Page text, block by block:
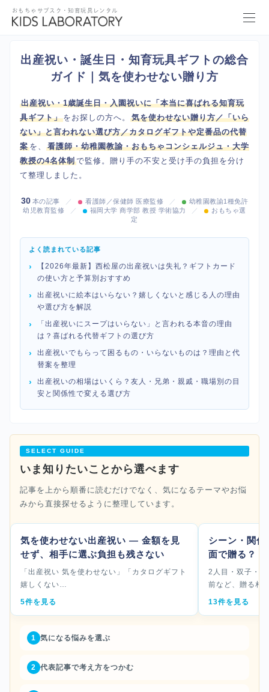
おもちゃサブスク・知育玩具レンタル
出産祝い・誕生日・知育玩具ギフトの総合
ガイド｜気を使わせない贈り方
出産祝い・1歳誕生日・入園祝いに「本当に喜ばれる知育玩
具ギフト」 をお探しの方へ。
気を使わせない贈り方／「いら
ない」と言われない選び方／カタログギフトや定番品の代替
案 を、
看護師・幼稚園教諭・おもちゃコンシェルジュ・大学
教授の4名体制で監修。贈り手の不安と受け手の負担を分け
て整理しました。
30 本の記事 ／ 看護師／保健師 医療監修 ／
幼稚園教諭1種免許
幼児教育監修
／ 福岡大学 商学部 教授 学術協力 ／
おもちゃ選
定
よく読まれている記事
【2026年最新】西松屋の出産祝いは失礼？ギフトカード
の使い方と予算別おすすめ
出産祝いに絵本はいらない？嬉しくないと感じる人の理由
や選び方を解説
「出産祝いにスープはいらない」と言われる本音の理由
は？喜ばれる代替ギフトの選び方
出産祝いでもらって困るもの・いらないものは？理由と代
替案を整理
出産祝いの相場はいくら？友人・兄弟・親戚・職場別の目
安と関係性で変える選び方
SELECT GUIDE
いま知りたいことから選べます
記事を上から順番に読むだけでなく、気になるテーマやお悩
みから直接探せるように整理しています。
気を使わせない出産祝い — 金額を見
せず、相手に選ぶ負担も残さない
「出産祝い 気を使わせない」「カタログギフト
嬉しくない…
5件を見る
シーン・関
面で贈る？
2人目・双子・
前など、贈る相
13件を見る
1 気になる悩みを選ぶ
2 代表記事で考え方をつかむ